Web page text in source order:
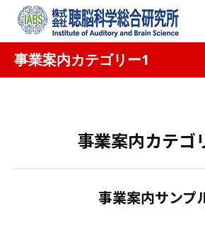
事業案内カテゴリー1
事業案内カテゴ
事業案内サンプ